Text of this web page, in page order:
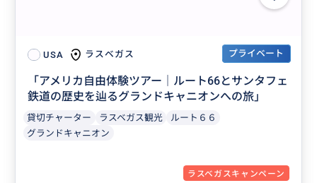
USA ラスベガス プライベート
「アメリカ自由体験ツアー｜ルート66とサンタフェ
鉄道の歴史を辿るグランドキャニオンへの旅」
貸切チャーター ラスベガス観光
ルート６６
グランドキャニオン
ラスベガスキャンペーン